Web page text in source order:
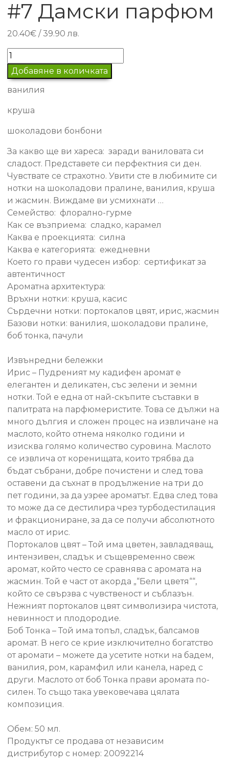
#7 Дамски парфюм
20.40€ / 39.90 лв.
количество
за
#7
Дамски
Добавяне в количката
ванилия
круша
шоколадови бонбони
За какво ще ви хареса: заради ваниловата си
сладост. Представете си перфектния си ден.
Чувствате се страхотно. Увити сте в любимите си
нотки на шоколадови пралине, ванилия, круша
и жасмин. Виждаме ви усмихнати …
Семейство: флорално-гурме
Как се възприема: сладко, карамел
Каква е проекцията: силна
Каква е категорията: ежедневни
Което го прави чудесен избор: сертификат за
автентичност
Ароматна архитектура:
Връхни нотки: круша, касис
Сърдечни нотки: портокалов цвят, ирис, жасмин
Базови нотки: ванилия, шоколадови пралине,
боб тонка, пачули
Извънредни бележки
Ирис – Пудреният му кадифен аромат е
елегантен и деликатен, със зелени и земни
нотки. Той е една от най-скъпите съставки в
палитрата на парфюмеристите. Това се дължи на
много дългия и сложен процес на извличане на
маслото, който отнема няколко години и
изисква голямо количество суровина. Маслото
се извлича от коренищата, които трябва да
бъдат събрани, добре почистени и след това
оставени да съхнат в продължение на три до
пет години, за да узрее ароматът. Едва след това
то може да се дестилира чрез турбодестилация
и фракциониране, за да се получи абсолютното
масло от ирис.
Портокалов цвят – Той има цветен, завладяващ,
интензивен, сладък и същевременно свеж
аромат, който често се сравнява с аромата на
жасмин. Той е част от акорда „“Бели цветя““,
който се свързва с чувственост и съблазън.
Нежният портокалов цвят символизира чистота,
невинност и плодородие.
Боб Тонка – Той има топъл, сладък, балсамов
аромат. В него се крие изключително богатство
от аромати – можете да усетите нотки на бадем,
ванилия, ром, карамфил или канела, наред с
други. Маслото от боб Тонка прави аромата по-
силен. То също така увековечава цялата
композиция.
Обем: 50 мл.
Продуктът се продава от независим
дистрибутор с номер: 20092214